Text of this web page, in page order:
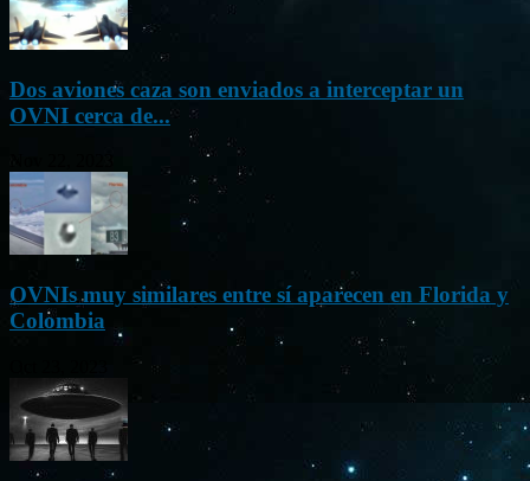
Dos aviones caza son enviados a interceptar un
OVNI cerca de...
OVNIs muy similares entre sí aparecen en Florida y
Colombia